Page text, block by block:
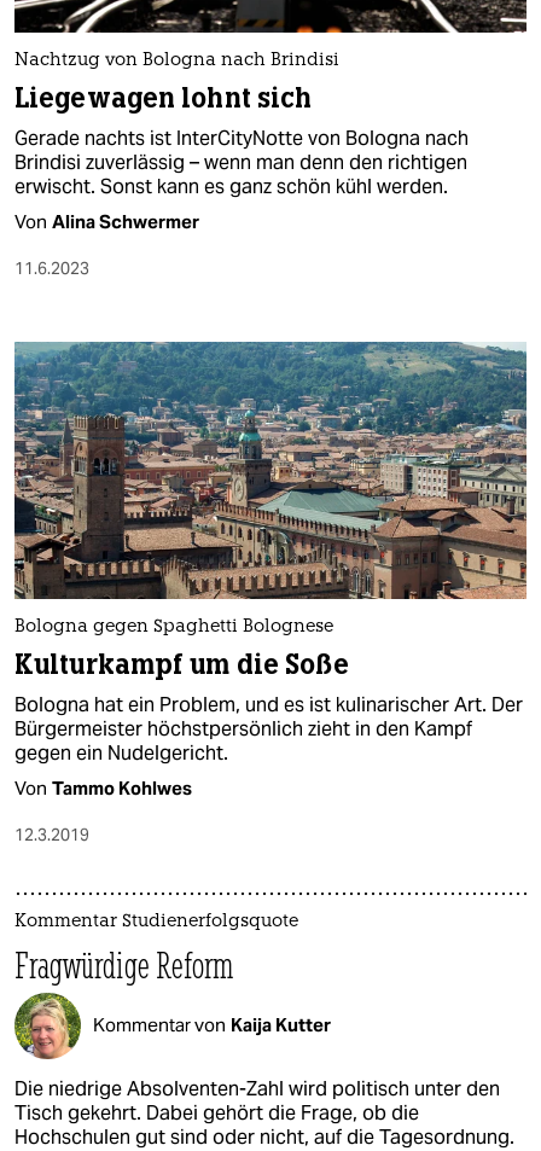
nord
wahrheit
verlag
verlag
veranstaltungen
fragen & hilfe
unterstützen
abo
genossenschaft
epaper login
Nachtzug von Bologna nach Brindisi
Liegewagen lohnt sich
Gerade nachts ist InterCityNotte von Bologna nach
Brindisi zuverlässig – wenn man denn den richtigen
erwischt. Sonst kann es ganz schön kühl werden.
Von Alina Schwermer
11.6.2023
Bologna gegen Spaghetti Bolognese
Kulturkampf um die Soße
Bologna hat ein Problem, und es ist kulinarischer Art. Der
Bürgermeister höchstpersönlich zieht in den Kampf
gegen ein Nudelgericht.
Von Tammo Kohlwes
12.3.2019
Kommentar Studienerfolgsquote
Fragwürdige Reform
Kommentar von Kaija Kutter
Die niedrige Absolventen-Zahl wird politisch unter den
Tisch gekehrt. Dabei gehört die Frage, ob die
Hochschulen gut sind oder nicht, auf die Tagesordnung.